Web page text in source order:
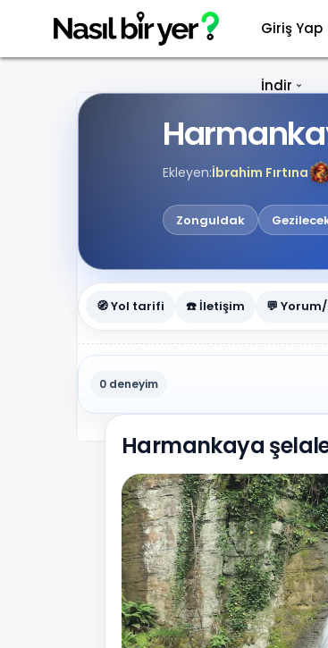
Giriş Yap
İndir
Ekleyen:İbrahim Fırtına
Zonguldak
🧭 Yol tarifi ☎️ İletişim 💬
0 deneyim
Harmankaya